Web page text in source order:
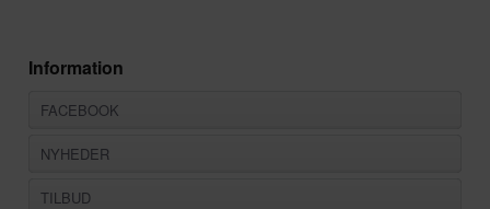
Information
FACEBOOK
NYHEDER
TILBUD